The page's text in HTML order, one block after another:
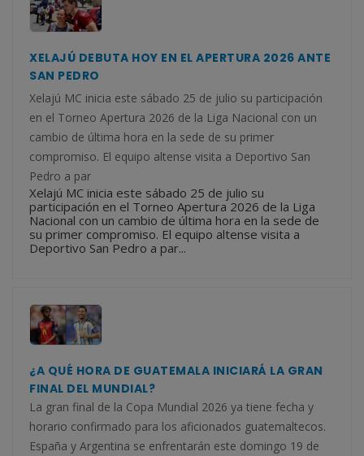
XELAJÚ DEBUTA HOY EN EL APERTURA 2026 ANTE
SAN PEDRO
Xelajú MC inicia este sábado 25 de julio su participación
en el Torneo Apertura 2026 de la Liga Nacional con un
cambio de última hora en la sede de su primer
compromiso. El equipo altense visita a Deportivo San
Pedro a par
Xelajú MC inicia este sábado 25 de julio su
participación en el Torneo Apertura 2026 de la Liga
Nacional con un cambio de última hora en la sede de
su primer compromiso. El equipo altense visita a
Deportivo San Pedro a par...
¿A QUÉ HORA DE GUATEMALA INICIARÁ LA GRAN
FINAL DEL MUNDIAL?
La gran final de la Copa Mundial 2026 ya tiene fecha y
horario confirmado para los aficionados guatemaltecos.
España y Argentina se enfrentarán este domingo 19 de